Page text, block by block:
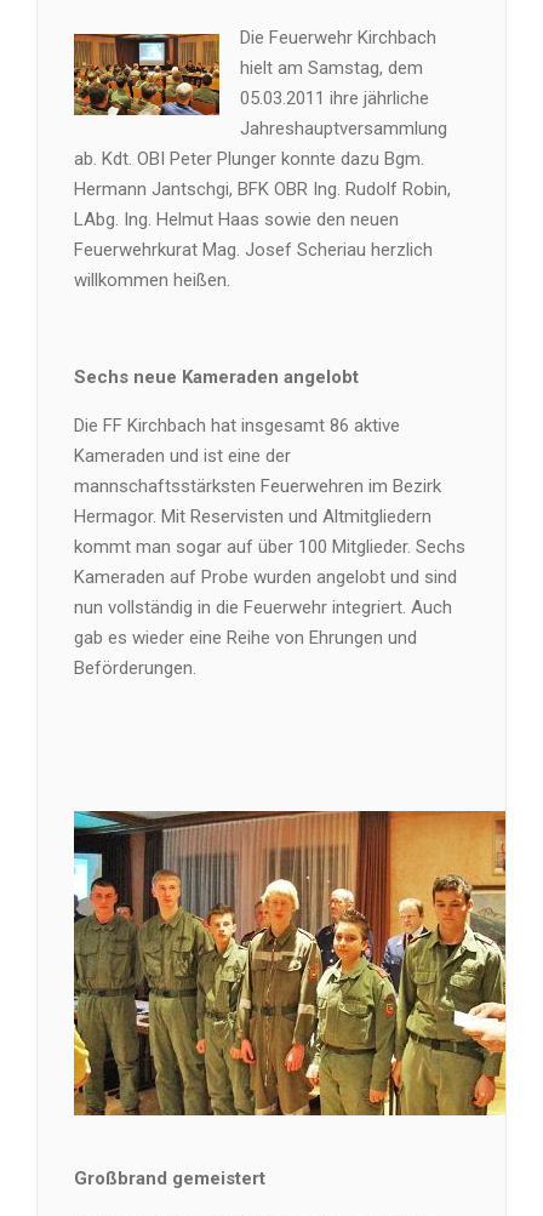
Die Feuerwehr Kirchbach
hielt am Samstag, dem
05.03.2011 ihre jährliche
Jahreshauptversammlung
ab. Kdt. OBI Peter Plunger konnte dazu Bgm.
Hermann Jantschgi, BFK OBR Ing. Rudolf Robin,
LAbg. Ing. Helmut Haas sowie den neuen
Feuerwehrkurat Mag. Josef Scheriau herzlich
willkommen heißen.
Sechs neue Kameraden angelobt
Die FF Kirchbach hat insgesamt 86 aktive
Kameraden und ist eine der
mannschaftsstärksten Feuerwehren im Bezirk
Hermagor. Mit Reservisten und Altmitgliedern
kommt man sogar auf über 100 Mitglieder. Sechs
Kameraden auf Probe wurden angelobt und sind
nun vollständig in die Feuerwehr integriert. Auch
gab es wieder eine Reihe von Ehrungen und
Beförderungen.
Großbrand gemeistert